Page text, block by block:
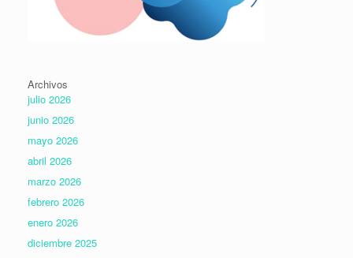
Archivos
julio 2026
junio 2026
mayo 2026
abril 2026
marzo 2026
febrero 2026
enero 2026
diciembre 2025